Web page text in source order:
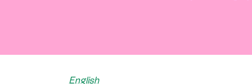
English